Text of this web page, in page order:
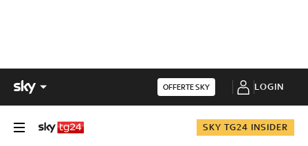
OFFERTE SKY LOGIN
SKY TG24 INSIDER